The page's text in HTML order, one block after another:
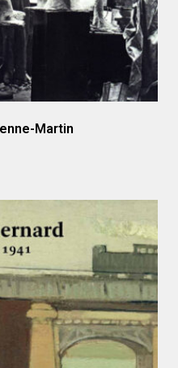
Martin